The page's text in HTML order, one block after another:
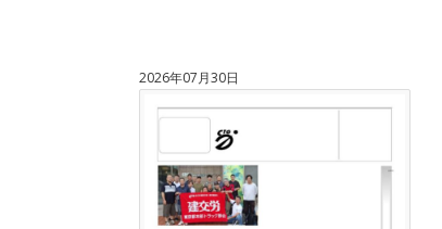
2026年07月30日